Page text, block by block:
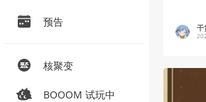
预告
核聚变
BOOOM 试玩中
干